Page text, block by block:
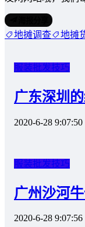
地摊调查 地摊
服装批发技巧
广东深圳
2020-6-28 9:07:50
服装批发技巧
广州沙河
2020-6-28 9:07:56